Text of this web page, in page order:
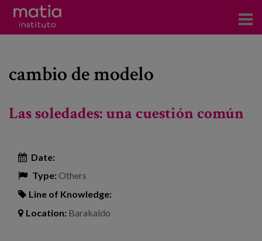
Research
Technical consulting and advice
Training
cambio de modelo
Las soledades: una cuestión común
Date:
Type:Others
Line of Knowledge:
Location: Barakaldo